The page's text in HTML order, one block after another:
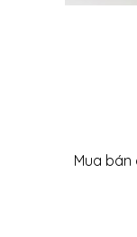
Mua bán